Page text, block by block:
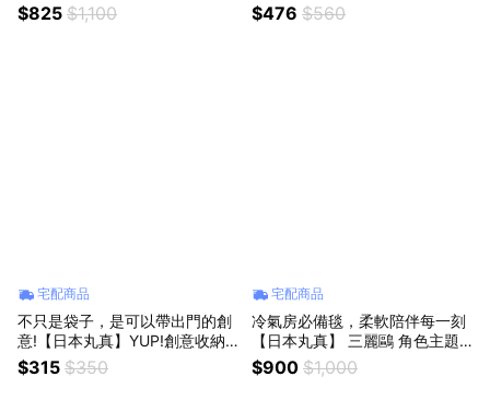
$825 $1,100
洗臉巾二入組(附提把外盒) ( 三
款兩入組)
$476 $560
宅配商品
不只是袋子，是可以帶出門的創
意!【日本丸真】YUP!創意收納
包 煎蛋
$315 $350
宅配商品
冷氣房必備毯，柔軟陪伴每一刻
【日本丸真】 三麗鷗 角色主題
冷氣薄毯 (附造型收納袋) 旋轉木
馬
$900 $1,000